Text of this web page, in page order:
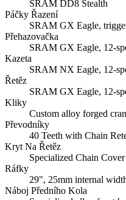
SRAM DD8 Stealth
Páčky Řazení
SRAM GX Eagle,
Přehazovačka
SRAM GX Eagle, 12-
Kazeta
SRAM NX Eagle, 12-
Řetěz
SRAM GX Eagle, 12-
Kliky
Custom alloy forged
Převodníky
40 Teeth with Chain
Kryt Na Řetěz
Specialized Chain Cover
Ráfky
29", 25mm internal
Náboj Předního Kola